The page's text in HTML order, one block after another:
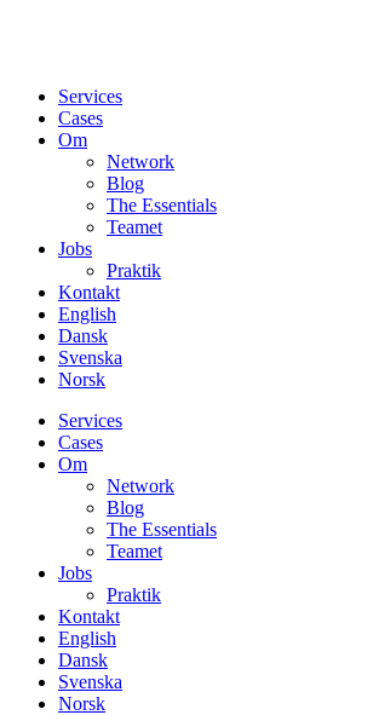
Services
Cases
Om
Network
Blog
The Essentials
Teamet
Jobs
Praktik
Kontakt
English
Dansk
Svenska
Norsk
Services
Cases
Om
Network
Blog
The Essentials
Teamet
Jobs
Praktik
Kontakt
English
Dansk
Svenska
Norsk